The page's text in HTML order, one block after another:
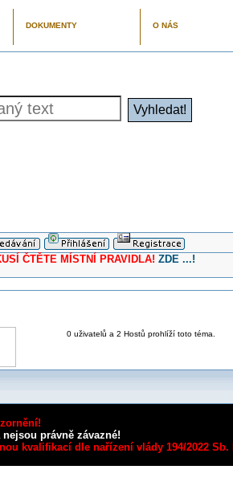
DOKUMENTY O NÁS
ČTĚTE MÍSTNÍ PRAVIDLA! ZDE ...!
0 uživatelů a 2 Hostů prohlíží toto téma.
právně závazné!
kvalifikací dle nařízení vlády 194/2022 Sb.